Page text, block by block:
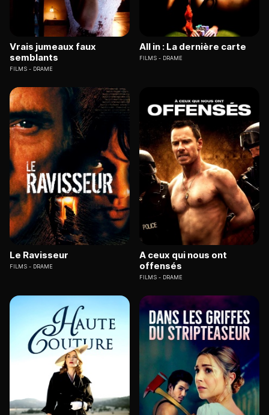
Vrais jumeaux faux
semblants
FILMS DRAME
All in : La dernière carte
FILMS DRAME
Le Ravisseur
FILMS DRAME
A ceux qui nous ont
offensés
FILMS DRAME